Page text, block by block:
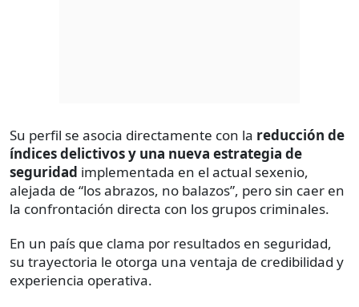
Su perfil se asocia directamente con la reducción de
índices delictivos y una nueva estrategia de
seguridad implementada en el actual sexenio,
alejada de “los abrazos, no balazos”, pero sin caer en
la confrontación directa con los grupos criminales.
En un país que clama por resultados en seguridad,
su trayectoria le otorga una ventaja de credibilidad y
experiencia operativa.